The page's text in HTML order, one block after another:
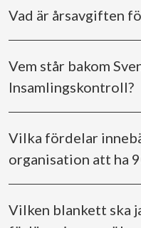
Vad är årsavgiften
Vem står bakom
Insamlingskontroll?
Vilka fördelar
organisation att ha
Vilken blankett ska